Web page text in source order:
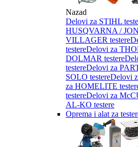
Nazad
Delovi za STIHL
HUSQVARNA /
VILLAGER testere
testereDelovi za
DOLMAR testere
testereDelovi za
SOLO testereDelovi
za HOMELITE
testereDelovi za
AL-KO testere
Oprema i alat za